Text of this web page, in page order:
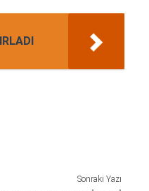
Sonraki Yazı